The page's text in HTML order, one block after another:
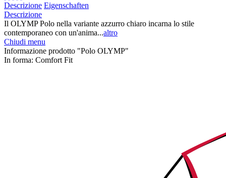
Descrizione Eigenschaften
Descrizione
Il OLYMP Polo nella variante azzurro chiaro incarna lo stile
contemporaneo con un'anima...altro
Chiudi menu
Informazione prodotto "Polo OLYMP"
In forma: Comfort Fit